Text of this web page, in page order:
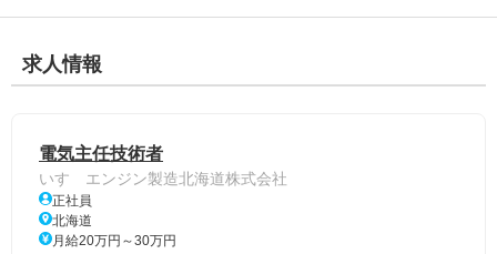
求人情報
電気主任技術者
いすゞエンジン製造北海道株式会社
正社員
北海道
月給20万円～30万円